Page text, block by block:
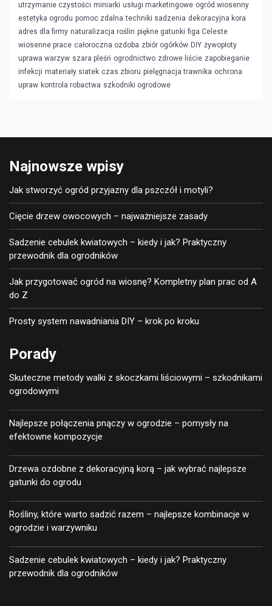
utrzymanie czystości miniarki usługi marketingowe ogród wiosenny
estetyka ogrodu pomoc zdalna techniki sadzenia dekoracyjna kora
adres dla firmy naturalizacja roślin piękne gatunki figa Celeste
wiosenne prace całoroczna ozdoba zbiór ogórków DIY żywopłoty
uprawa warzyw szara pleśń ogrodnictwo zdrowe liście zapobieganie
infekcji materiały siatek czas zbioru pielęgnacja trawnika ochrona
upraw kontrola robactwa szkodniki ogrodowe
Najnowsze wpisy
Jak stworzyć ogród przyjazny dla pszczół i motyli?
Cięcie drzew owocowych – najważniejsze zasady
Sadzenie cebulek kwiatowych – kiedy i jak? Praktyczny
przewodnik dla ogrodników
Jak przygotować ogród na wiosnę? Kompletny plan prac od A
do Z
Prosty system nawadniania DIY – krok po kroku
Porady
Skuteczne metody walki z skoczkami liściowymi – szkodnikami
ogrodowymi
Najlepsze połączenia pnączy w ogrodzie – pomysły na
efektowne kompozycje
Drzewa ozdobne z dekoracyjną korą – jak wybrać najlepsze
gatunki do ogrodu
Rośliny, które warto sadzić razem – najlepsze kombinacje w
ogrodzie i warzywniku
Sadzenie cebulek kwiatowych – kiedy i jak? Praktyczny
przewodnik dla ogrodników